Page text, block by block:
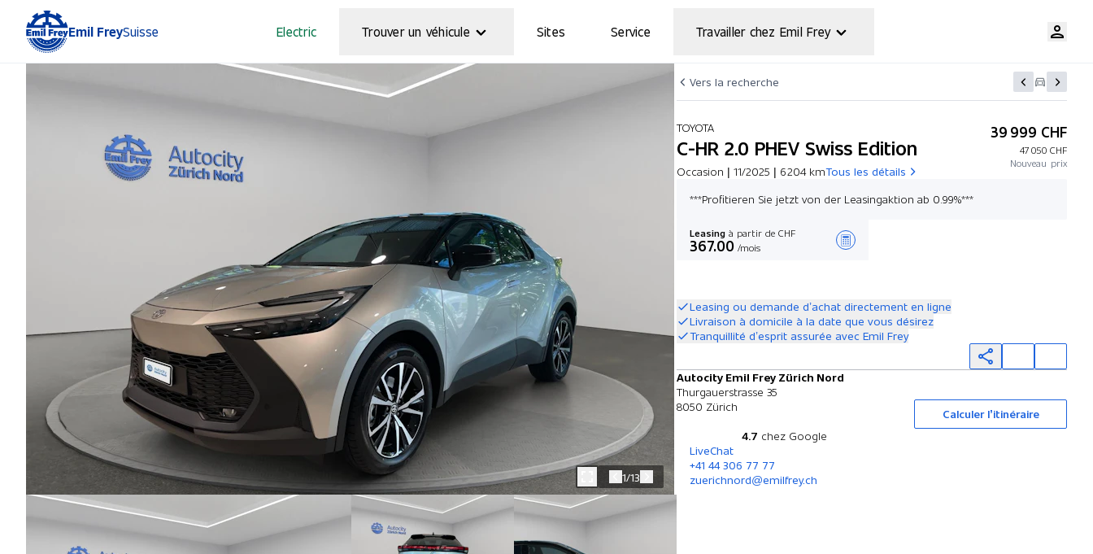
Emil FreySuisse Electric Trouver un véhicule Sites Service Travailler chez Emil Frey
Vers la recherche
TOYOTA
C-HR 2.0 PHEV Swiss Edition
Occasion | 11/2025 | 6 204 kmTous les détails
39 999 CHF
47 050 CHF
Nouveau prix
***Profitieren Sie jetzt von der Leasingaktion ab 0.99%***
Leasing à partir de CHF
367.00 /mois
Leasing ou demande d’achat directement en ligne
Livraison à domicile à la date que vous désirez
Tranquillité d’esprit assurée avec Emil Frey
Autocity Emil Frey Zürich Nord
Thurgauerstrasse 35
8050 Zürich
Calculer l’itinéraire
4.7 chez Google
LiveChat
+41 44 306 77 77
zuerichnord@emilfrey.ch
1/13